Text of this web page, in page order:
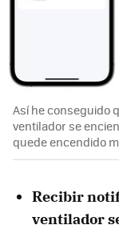
Así he conseguido
ventilador se
quede encendido
Recibir
ventilador